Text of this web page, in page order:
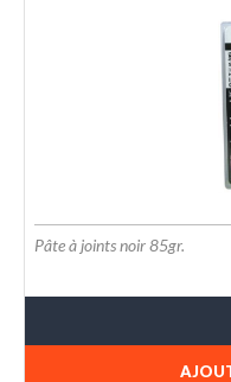
Pâte à joints noir 85gr.